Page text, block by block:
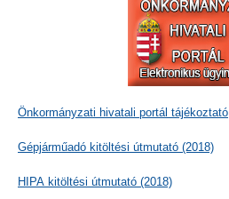
Önkormányzati hivatali portál tájékoztató
Gépjárműadó kitöltési útmutató (2018)
HIPA kitöltési útmutató (2018)